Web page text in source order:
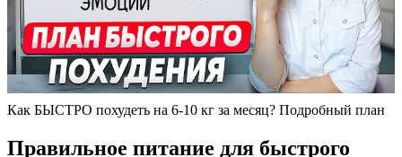
Как БЫСТРО похудеть на 6-10 кг за месяц? Подробный план
Правильное питание для быстрого